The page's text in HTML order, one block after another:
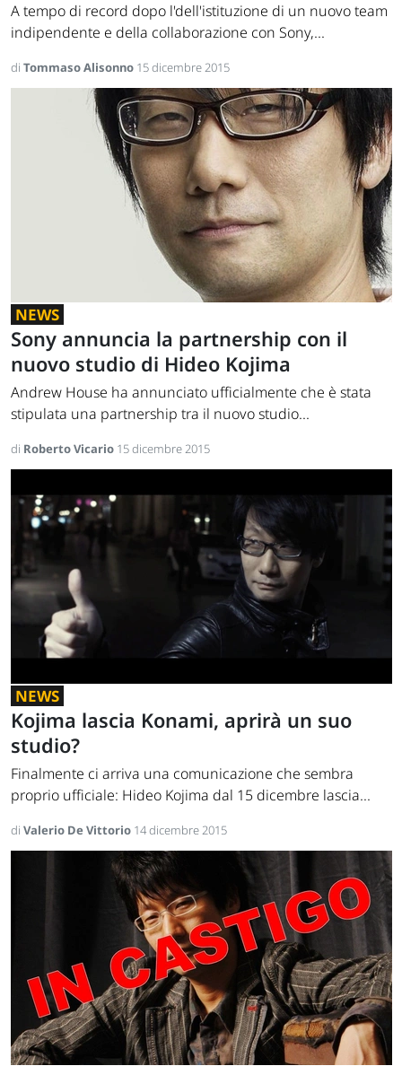
A tempo di record dopo l'dell'istituzione di un nuovo team
indipendente e della collaborazione con Sony,...
di Tommaso Alisonno 15 dicembre 2015
NEWS
Sony annuncia la partnership con il
nuovo studio di Hideo Kojima
Andrew House ha annunciato ufficialmente che è stata
stipulata una partnership tra il nuovo studio...
di Roberto Vicario 15 dicembre 2015
NEWS
Kojima lascia Konami, aprirà un suo
studio?
Finalmente ci arriva una comunicazione che sembra
proprio ufficiale: Hideo Kojima dal 15 dicembre lascia...
di Valerio De Vittorio 14 dicembre 2015